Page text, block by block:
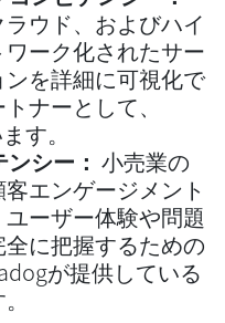
ウド、およびハイ
ーク化されたサー
を詳細に可視化で
ナーとして、
す。
シー： 小売業の
エンゲージメント
ーザー体験や問題
に把握するための
が提供している